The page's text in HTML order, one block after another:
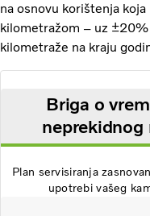
na osnovu korištenja
kilometražom – uz
kilometraže na kraju
Briga o
neprekidnog
Plan servisiranja
upotrebi vašeg